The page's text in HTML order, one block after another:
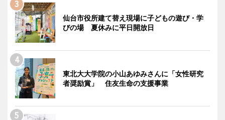
仙台市役所建て替え現場に子どもの遊び・学
びの場 夏休みに平日開放日
東北大大学院の小山あゆみさんに「女性研究
者奨励賞」 住友生命の支援事業